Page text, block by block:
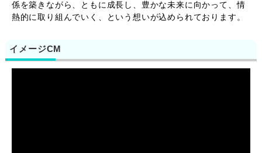
係を築きながら、ともに成長し、豊かな未来に向かって、情
熱的に取り組んでいく、という想いが込められております。
イメージCM